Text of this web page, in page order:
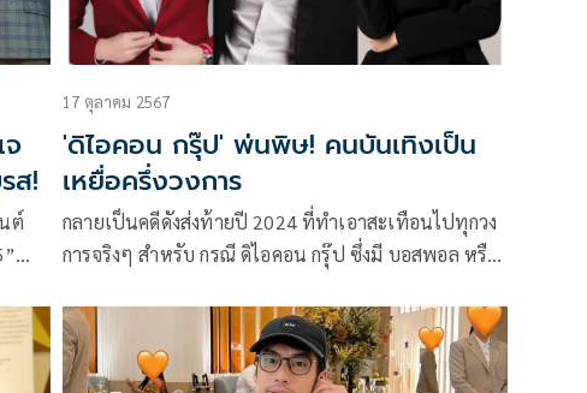
ส!
ต์
17 ตุลาคม 2567
'ดิไอคอน กรุ๊ป' พ่นพิษ! คนบันเทิงเป็น
เหยื่อครึ่งวงการ
กลายเป็นคดีดังส่งท้ายปี 2024 ที่ทำเอาสะเทือนไปทุกวง
การจริงๆ สำหรับ กรณี ดิไอคอน กรุ๊ป ซึ่งมี บอสพอล หรือ
เสียหายออกมาร้องเรียนเป็นจำนวนมาก คิดเป็นมูลค่า
ความเสียหายหลักหลายร้อยล้านบาท และเรื่องนี้ได้ถูก
โยงไปยังดาราศิลปินหลายราย ที่เคยร่วมงานและตกเป็น